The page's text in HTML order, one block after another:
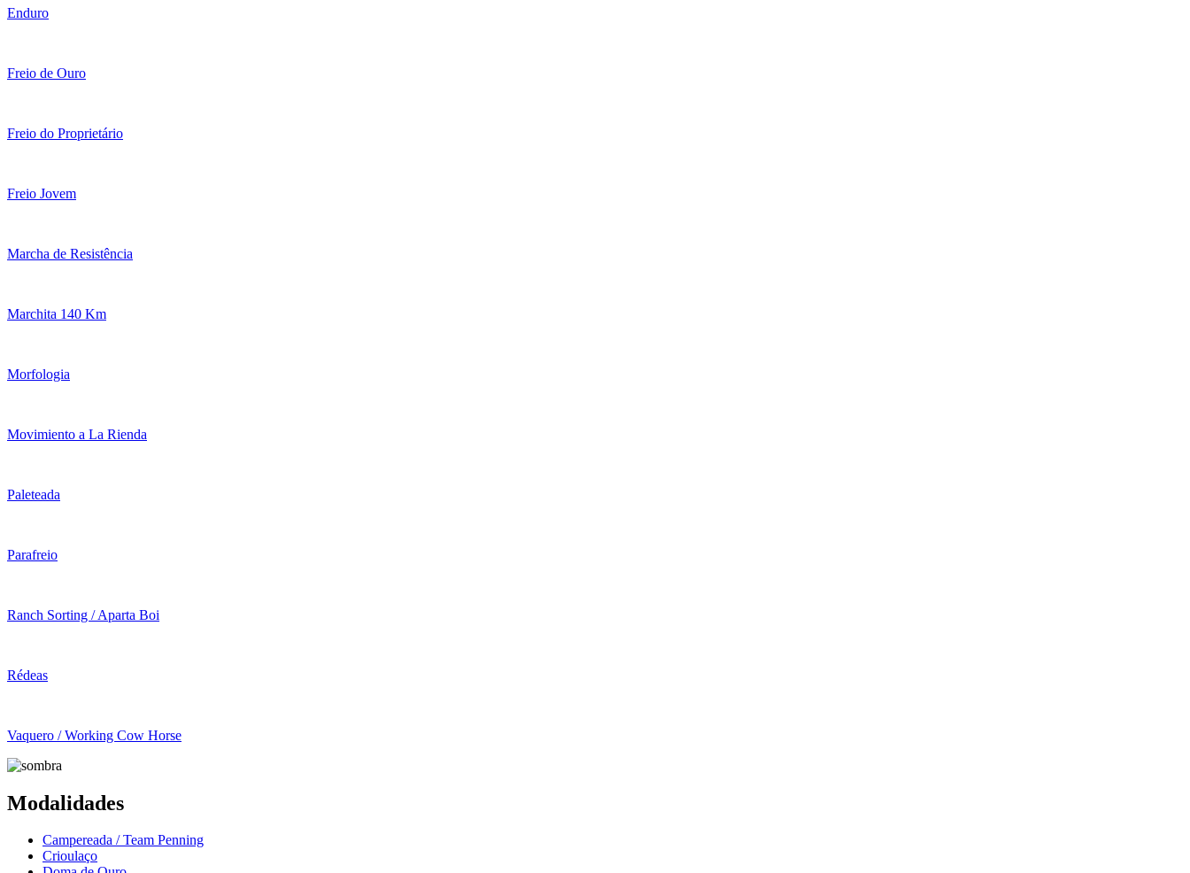
Enduro
Freio de Ouro
Freio do Proprietário
Freio Jovem
Marcha de Resistência
Marchita 140 Km
Morfologia
Movimiento a La Rienda
Paleteada
Parafreio
Ranch Sorting / Aparta Boi
Rédeas
Vaquero / Working Cow Horse
Modalidades
Campereada / Team Penning
Crioulaço